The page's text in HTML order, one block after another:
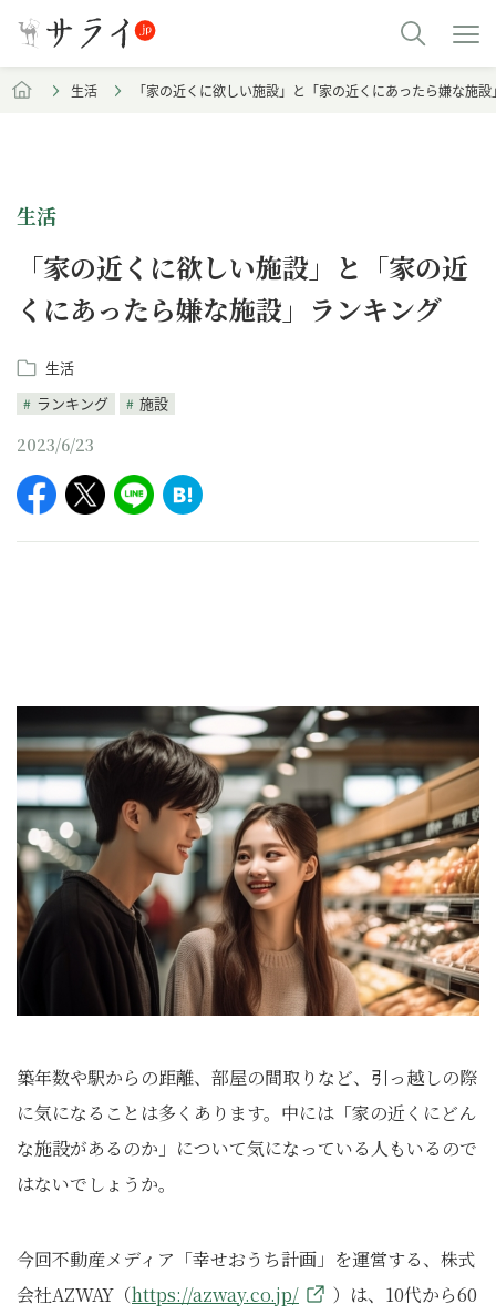
生活 「家の近くに欲しい施設」と「家の近くにあったら嫌な施
生活
「家の近くに欲しい施設」と「家の近
くにあったら嫌な施設」ランキング
生活
ランキング
施設
2023/6/23
築年数や駅からの距離、部屋の間取りなど、引っ越しの際
に気になることは多くあります。中には「家の近くにどん
な施設があるのか」について気になっている人もいるので
はないでしょうか。
今回不動産メディア「幸せおうち計画」を運営する、株式
会社AZWAY（https://azway.co.jp/
）は、10代から60